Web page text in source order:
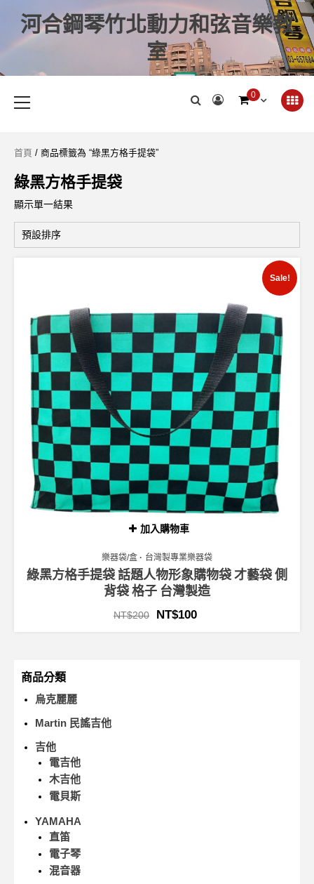
河合鋼琴竹北動力和弦音樂教
室
0
首頁 / 商品標籤為 “綠黑方格手提袋”
綠黑方格手提袋
顯示單一結果
加入購物車
Sale!
樂器袋/盒 台灣製專業樂器袋
綠黑方格手提袋 話題人物形象購物袋 才藝袋 側
背袋 格子 台灣製造
NT$200 NT$100
商品分類
烏克麗麗
Martin 民謠吉他
吉他
電吉他
木吉他
電貝斯
YAMAHA
直笛
電子琴
混音器